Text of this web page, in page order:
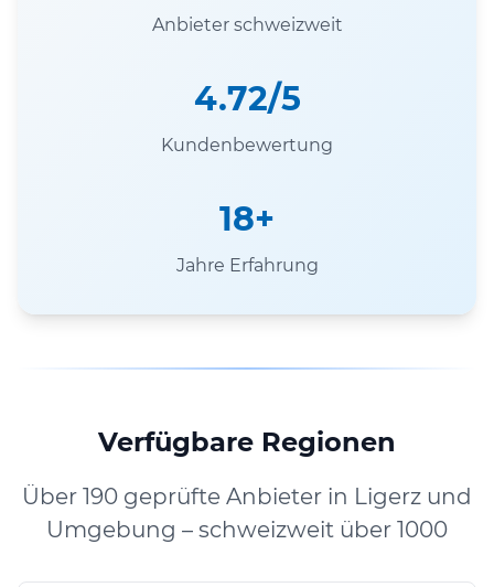
Anbieter schweizweit
4.72/5
Kundenbewertung
18+
Jahre Erfahrung
Verfügbare Regionen
Über 190 geprüfte Anbieter in Ligerz und
Umgebung – schweizweit über 1000